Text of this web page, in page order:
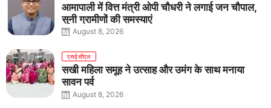
आमापाली में वित्त मंत्री ओपी चौधरी ने लगाई जन चौपाल,
सुनी ग्रामीणों की समस्याएं
August 8, 2026
एसईसीएल
सखी महिला समूह ने उत्साह और उमंग के साथ मनाया
सावन पर्व
August 8, 2026